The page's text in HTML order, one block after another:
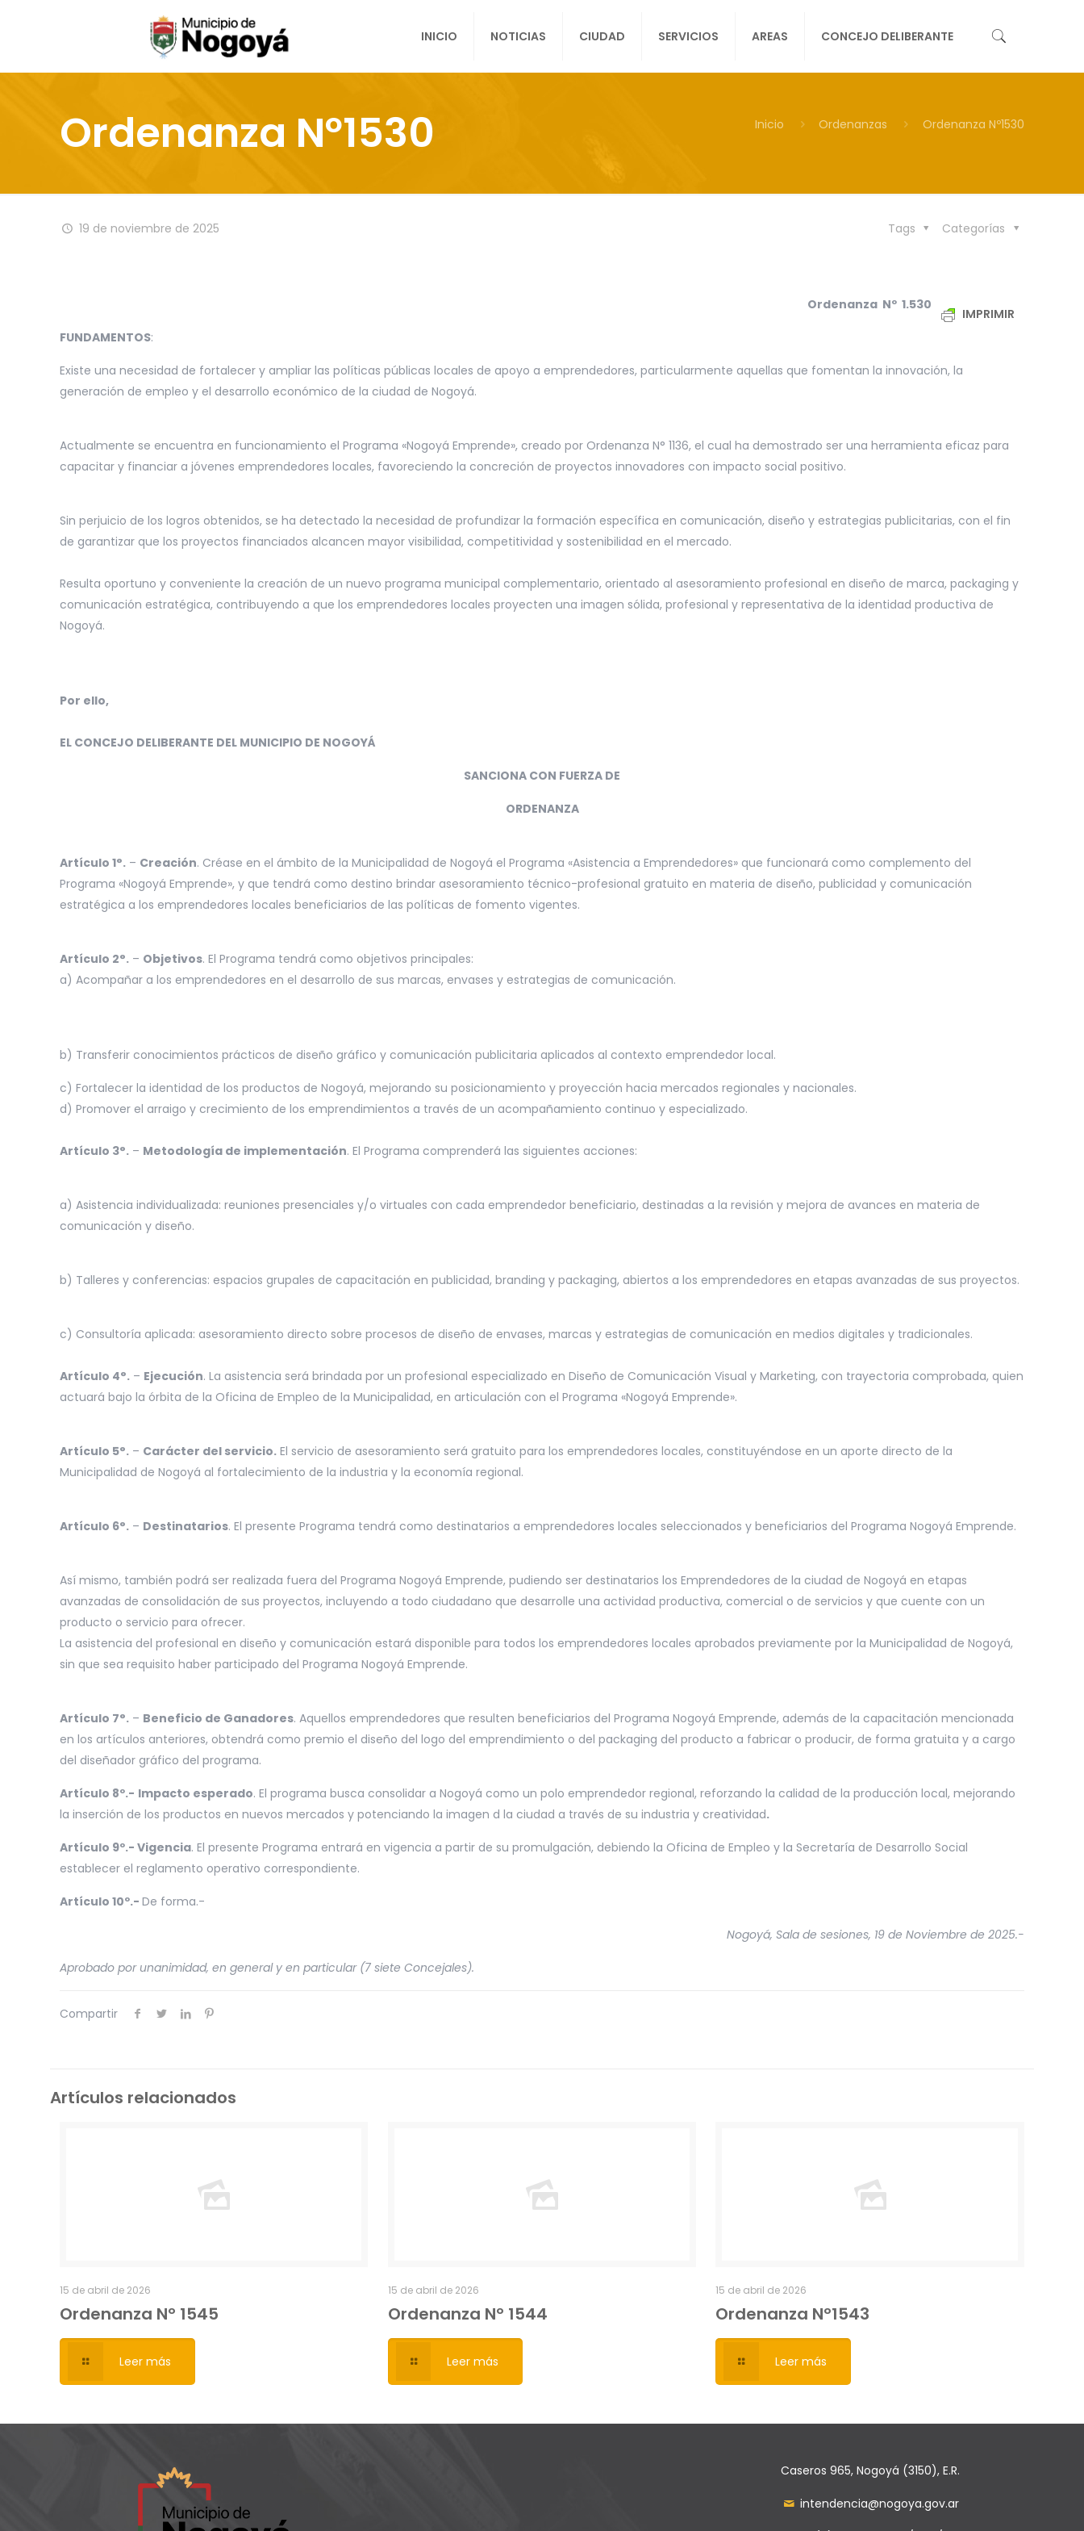
INICIO NOTICIAS CIUDAD SERVICIOS AREAS CONCEJO DELIBERANTE
Ordenanza Nº1530 Inicio Ordenanzas Ordenanza Nº1530
19 de noviembre de 2025 Categorías
Tags
IMPRIMIR
Ordenanza Nº 1.530
FUNDAMENTOS:
Existe una necesidad de fortalecer y ampliar las políticas públicas locales de apoyo a emprendedores, particularmente aquellas que fomentan la innovación, la
generación de empleo y el desarrollo económico de la ciudad de Nogoyá.
Actualmente se encuentra en funcionamiento el Programa «Nogoyá Emprende», creado por Ordenanza N° 1136, el cual ha demostrado ser una herramienta eficaz para
capacitar y financiar a jóvenes emprendedores locales, favoreciendo la concreción de proyectos innovadores con impacto social positivo.
Sin perjuicio de los logros obtenidos, se ha detectado la necesidad de profundizar la formación específica en comunicación, diseño y estrategias publicitarias, con el fin
de garantizar que los proyectos financiados alcancen mayor visibilidad, competitividad y sostenibilidad en el mercado.
Resulta oportuno y conveniente la creación de un nuevo programa municipal complementario, orientado al asesoramiento profesional en diseño de marca, packaging y
comunicación estratégica, contribuyendo a que los emprendedores locales proyecten una imagen sólida, profesional y representativa de la identidad productiva de
Nogoyá.
Por ello,
EL CONCEJO DELIBERANTE DEL MUNICIPIO DE NOGOYÁ
SANCIONA CON FUERZA DE
ORDENANZA
Artículo 1°. – Creación. Créase en el ámbito de la Municipalidad de Nogoyá el Programa «Asistencia a Emprendedores» que funcionará como complemento del
Programa «Nogoyá Emprende», y que tendrá como destino brindar asesoramiento técnico-profesional gratuito en materia de diseño, publicidad y comunicación
estratégica a los emprendedores locales beneficiarios de las políticas de fomento vigentes.
Artículo 2°. – Objetivos. El Programa tendrá como objetivos principales:
a) Acompañar a los emprendedores en el desarrollo de sus marcas, envases y estrategias de comunicación.
b) Transferir conocimientos prácticos de diseño gráfico y comunicación publicitaria aplicados al contexto emprendedor local.
c) Fortalecer la identidad de los productos de Nogoyá, mejorando su posicionamiento y proyección hacia mercados regionales y nacionales.
d) Promover el arraigo y crecimiento de los emprendimientos a través de un acompañamiento continuo y especializado.
Artículo 3°. – Metodología de implementación. El Programa comprenderá las siguientes acciones:
a) Asistencia individualizada: reuniones presenciales y/o virtuales con cada emprendedor beneficiario, destinadas a la revisión y mejora de avances en materia de
comunicación y diseño.
b) Talleres y conferencias: espacios grupales de capacitación en publicidad, branding y packaging, abiertos a los emprendedores en etapas avanzadas de sus proyectos.
c) Consultoría aplicada: asesoramiento directo sobre procesos de diseño de envases, marcas y estrategias de comunicación en medios digitales y tradicionales.
Artículo 4°. – Ejecución. La asistencia será brindada por un profesional especializado en Diseño de Comunicación Visual y Marketing, con trayectoria comprobada, quien
actuará bajo la órbita de la Oficina de Empleo de la Municipalidad, en articulación con el Programa «Nogoyá Emprende».
Artículo 5°. – Carácter del servicio. El servicio de asesoramiento será gratuito para los emprendedores locales, constituyéndose en un aporte directo de la
Municipalidad de Nogoyá al fortalecimiento de la industria y la economía regional.
Artículo 6°. – Destinatarios. El presente Programa tendrá como destinatarios a emprendedores locales seleccionados y beneficiarios del Programa Nogoyá Emprende.
Así mismo, también podrá ser realizada fuera del Programa Nogoyá Emprende, pudiendo ser destinatarios los Emprendedores de la ciudad de Nogoyá en etapas
avanzadas de consolidación de sus proyectos, incluyendo a todo ciudadano que desarrolle una actividad productiva, comercial o de servicios y que cuente con un
producto o servicio para ofrecer.
La asistencia del profesional en diseño y comunicación estará disponible para todos los emprendedores locales aprobados previamente por la Municipalidad de Nogoyá,
sin que sea requisito haber participado del Programa Nogoyá Emprende.
Artículo 7°. – Beneficio de Ganadores. Aquellos emprendedores que resulten beneficiarios del Programa Nogoyá Emprende, además de la capacitación mencionada
en los artículos anteriores, obtendrá como premio el diseño del logo del emprendimiento o del packaging del producto a fabricar o producir, de forma gratuita y a cargo
del diseñador gráfico del programa.
Artículo 8º.- Impacto esperado. El programa busca consolidar a Nogoyá como un polo emprendedor regional, reforzando la calidad de la producción local, mejorando
la inserción de los productos en nuevos mercados y potenciando la imagen d la ciudad a través de su industria y creatividad.
Artículo 9º.- Vigencia. El presente Programa entrará en vigencia a partir de su promulgación, debiendo la Oficina de Empleo y la Secretaría de Desarrollo Social
establecer el reglamento operativo correspondiente.
Artículo 10º.-De forma.-
Nogoyá, Sala de sesiones, 19 de Noviembre de 2025.-
Aprobado por unanimidad, en general y en particular (7 siete Concejales).
Compartir
Artículos relacionados
15 de abril de 2026
Ordenanza Nº 1545
Leer más
15 de abril de 2026
Ordenanza Nº 1544
Leer más
15 de abril de 2026
Ordenanza Nº1543
Leer más
Caseros 965, Nogoyá (3150), E.R.
intendencia@nogoya.gov.ar